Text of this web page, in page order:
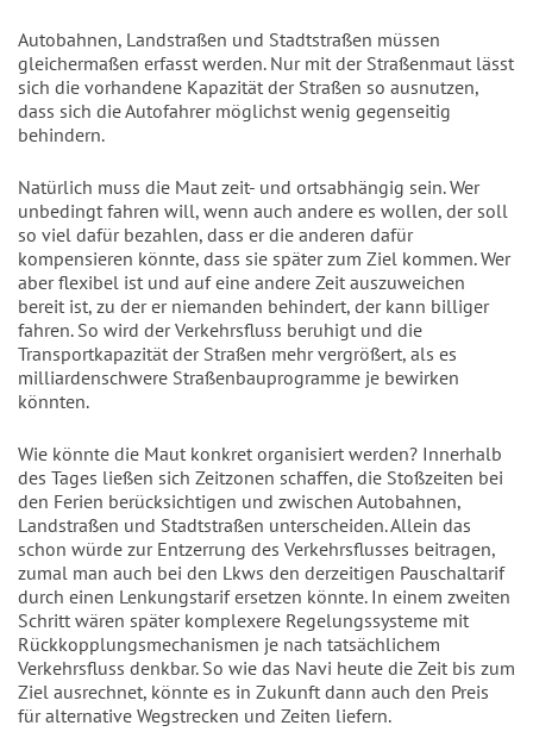
Autobahnen, Landstraßen und Stadtstraßen müssen
gleichermaßen erfasst werden. Nur mit der Straßenmaut lässt
sich die vorhandene Kapazität der Straßen so ausnutzen,
dass sich die Autofahrer möglichst wenig gegenseitig
behindern.
Natürlich muss die Maut zeit- und ortsabhängig sein. Wer
unbedingt fahren will, wenn auch andere es wollen, der soll
so viel dafür bezahlen, dass er die anderen dafür
kompensieren könnte, dass sie später zum Ziel kommen. Wer
aber flexibel ist und auf eine andere Zeit auszuweichen
bereit ist, zu der er niemanden behindert, der kann billiger
fahren. So wird der Verkehrsfluss beruhigt und die
Transportkapazität der Straßen mehr vergrößert, als es
milliardenschwere Straßenbauprogramme je bewirken
könnten.
Wie könnte die Maut konkret organisiert werden? Innerhalb
des Tages ließen sich Zeitzonen schaffen, die Stoßzeiten bei
den Ferien berücksichtigen und zwischen Autobahnen,
Landstraßen und Stadtstraßen unterscheiden. Allein das
schon würde zur Entzerrung des Verkehrsflusses beitragen,
zumal man auch bei den Lkws den derzeitigen Pauschaltarif
durch einen Lenkungstarif ersetzen könnte. In einem zweiten
Schritt wären später komplexere Regelungssysteme mit
Rückkopplungsmechanismen je nach tatsächlichem
Verkehrsfluss denkbar. So wie das Navi heute die Zeit bis zum
Ziel ausrechnet, könnte es in Zukunft dann auch den Preis
für alternative Wegstrecken und Zeiten liefern.